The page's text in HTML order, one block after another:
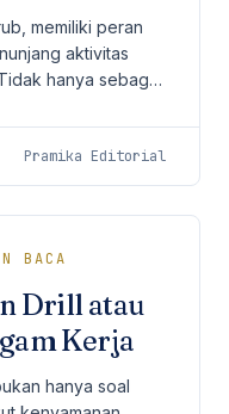
memiliki peran
aktivitas
hanya sebagai
Pramika Editorial
BACA
Drill atau
Kerja
hanya soal